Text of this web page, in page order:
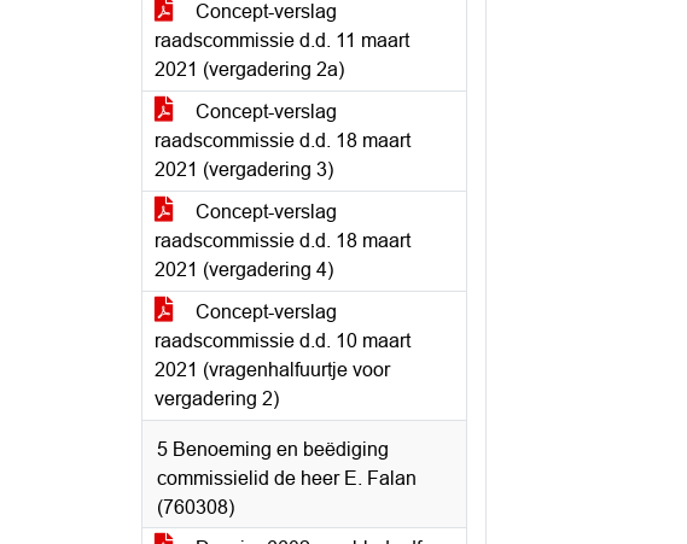
Concept-verslag
raadscommissie d.d. 11 maart
2021 (vergadering 2a)
Concept-verslag
raadscommissie d.d. 18 maart
2021 (vergadering 3)
Concept-verslag
raadscommissie d.d. 18 maart
2021 (vergadering 4)
Concept-verslag
raadscommissie d.d. 10 maart
2021 (vragenhalfuurtje voor
vergadering 2)
5 Benoeming en beëdiging
commissielid de heer E. Falan
(760308)